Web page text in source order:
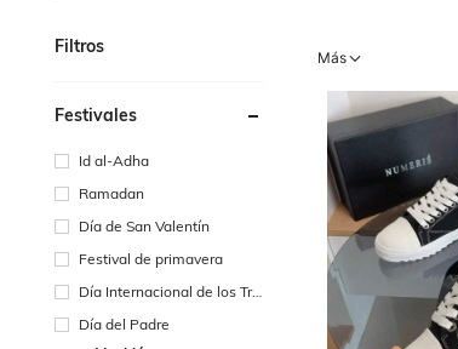
Filtros
Festivales
Id al-Adha
Ramadan
Día de San Valentín
Festival de primavera
Día Internacional de los Tra
bajadores
Día del Padre
Más